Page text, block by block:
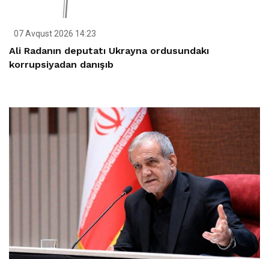
07 Avqust 2026 14:23
Ali Radanın deputatı Ukrayna ordusundakı
korrupsiyadan danışıb